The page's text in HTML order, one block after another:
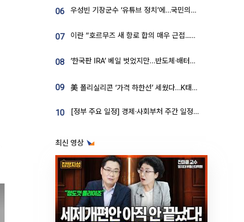
06 우성빈 기장군수 ‘유튜브 정치’에…국민의힘 군의원들 집단 반발
07 이란 “호르무즈 새 항로 합의 매우 근접...미국 배상 먼저”
08 ‘한국판 IRA’ 베일 벗었지만…반도체·배터리 업계 “시행령이 관건”
09 美 폴리실리콘 ‘가격 하한선’ 세웠다…K태양광 수혜 기대
10 [정부 주요 일정] 경제·사회부처 주간 일정 (8월 10일 ~ 8월 14일)
최신 영상